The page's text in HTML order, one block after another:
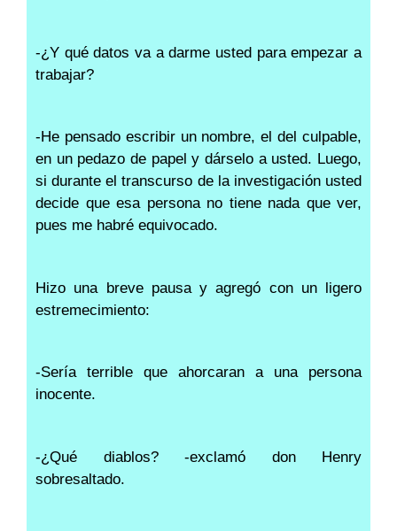
-¿Y qué datos va a darme usted para empezar a
trabajar?
-He pensado escribir un nombre, el del culpable,
en un pedazo de papel y dárselo a usted. Luego,
si durante el transcurso de la investigación usted
decide que esa persona no tiene nada que ver,
pues me habré equivocado.
Hizo una breve pausa y agregó con un ligero
estremecimiento:
-Sería terrible que ahorcaran a una persona
inocente.
-¿Qué diablos? -exclamó don Henry
sobresaltado.